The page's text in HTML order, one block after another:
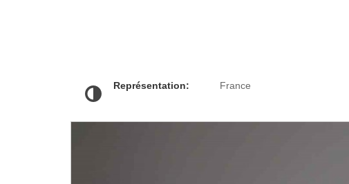
Représentation: France